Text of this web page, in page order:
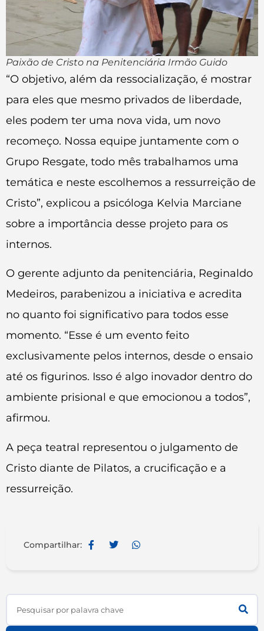
Paixão de Cristo na Penitenciária Irmão Guido
“O objetivo, além da ressocialização, é mostrar
para eles que mesmo privados de liberdade,
eles podem ter uma nova vida, um novo
recomeço. Nossa equipe juntamente com o
Grupo Resgate, todo mês trabalhamos uma
temática e neste escolhemos a ressurreição de
Cristo”, explicou a psicóloga Kelvia Marciane
sobre a importância desse projeto para os
internos.
O gerente adjunto da penitenciária, Reginaldo
Medeiros, parabenizou a iniciativa e acredita
no quanto foi significativo para todos esse
momento. “Esse é um evento feito
exclusivamente pelos internos, desde o ensaio
até os figurinos. Isso é algo inovador dentro do
ambiente prisional e que emocionou a todos”,
afirmou.
A peça teatral representou o julgamento de
Cristo diante de Pilatos, a crucificação e a
ressurreição.
Compartilhar:
Search